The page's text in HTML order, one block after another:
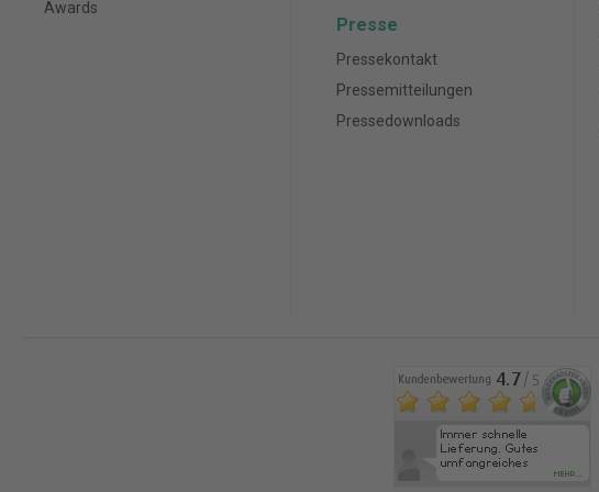
Awards
Presse
Pressekontakt
Pressemitteilungen
Pressedownloads